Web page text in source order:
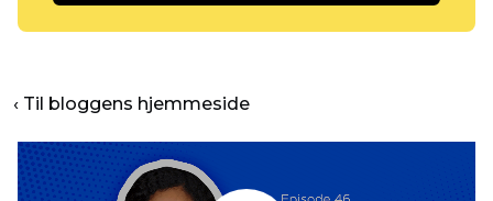
‹ Til bloggens hjemmeside